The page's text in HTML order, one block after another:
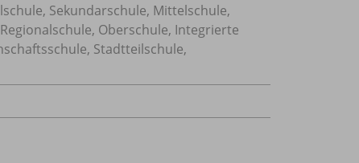
Sekundarschule, Mittelschule,
Oberschule, Integrierte
Stadtteilschule,